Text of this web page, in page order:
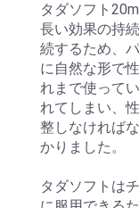
タダソフト
長い効果の持
続するため、
に自然な形で
れまで使って
れてしまい、
整しなければ
かりました。
タダソフトは